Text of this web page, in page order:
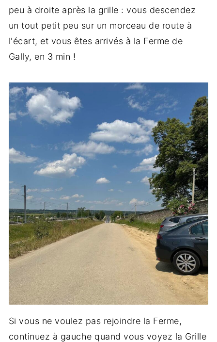
peu à droite après la grille : vous descendez
un tout petit peu sur un morceau de route à
l'écart, et vous êtes arrivés à la Ferme de
Gally, en 3 min !
Si vous ne voulez pas rejoindre la Ferme,
continuez à gauche quand vous voyez la Grille